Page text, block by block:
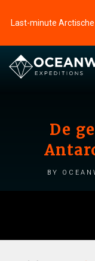
Last-minute
De
by